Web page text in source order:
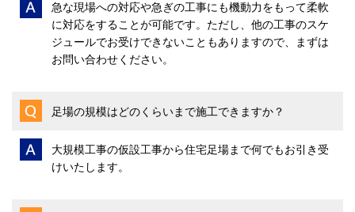
急な現場への対応や急ぎの工事にも機動力をもって柔軟
に対応をすることが可能です。ただし、他の工事のスケ
ジュールでお受けできないこともありますので、まずは
お問い合わせください。
足場の規模はどのくらいまで施工できますか？
大規模工事の仮設工事から住宅足場まで何でもお引き受
けいたします。